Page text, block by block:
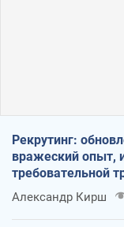
Рекрутинг:
вражеский опыт,
требовательной
Александр Кирш